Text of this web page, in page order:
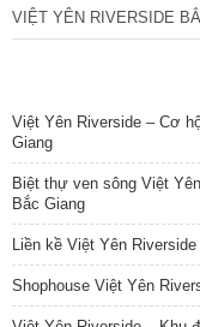
VIỆT YÊN RIVERSIDE
Việt Yên Riverside – Cơ
Giang
Biệt thự ven sông Việt
Bắc Giang
Liền kề Việt Yên
Shophouse Việt Yên